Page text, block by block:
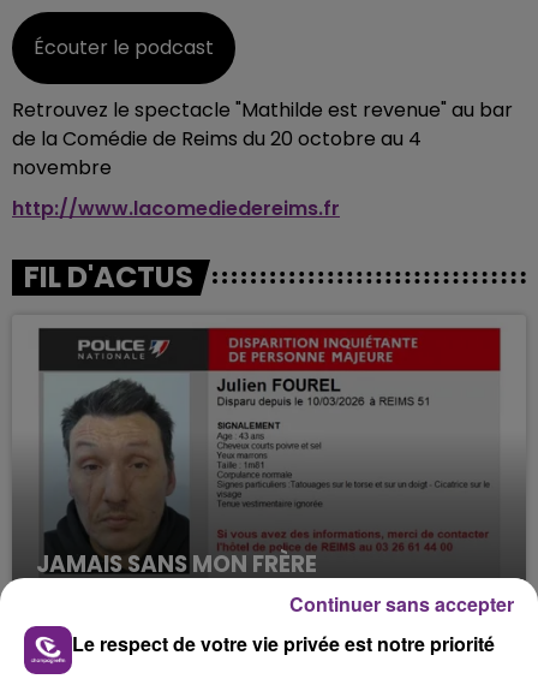
Écouter le podcast
Retrouvez le spectacle "Mathilde est revenue" au bar
de la Comédie de Reims du 20 octobre au 4
novembre
http://www.lacomediedereims.fr
FIL D'ACTUS
JAMAIS SANS MON FRÈRE
Julien Fourel n'a plus donné signé de vie depuis 5
mois. Sa sœur poursuit ses recherches pour le
retrouver.
Le respect de votre vie privée est notre priorité
Continuer sans accepter